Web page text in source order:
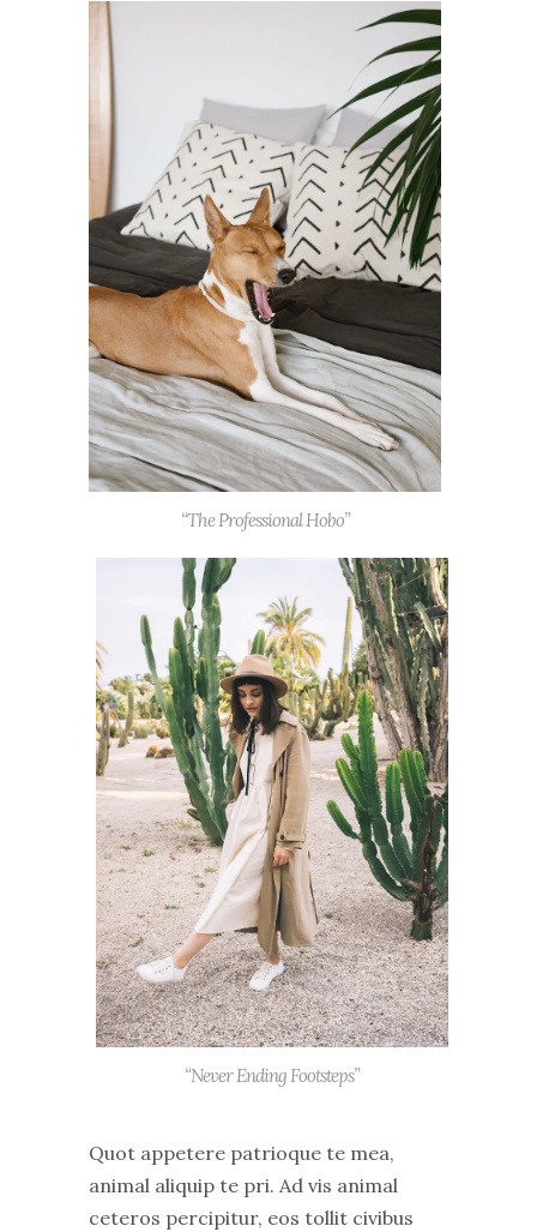
“The Professional Hobo”
“Never Ending Footsteps”
Quot appetere patrioque te mea,
animal aliquip te pri. Ad vis animal
ceteros percipitur, eos tollit civibus